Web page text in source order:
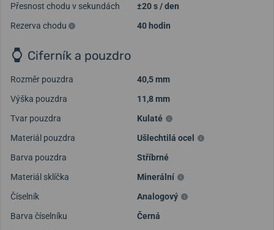
Přesnost chodu v sekundách
±20 s / den
Rezerva chodu
40 hodin
Ciferník a pouzdro
Rozměr pouzdra
40,5 mm
Výška pouzdra
11,8 mm
Tvar pouzdra
Kulaté
Materiál pouzdra
Ušlechtilá ocel
Barva pouzdra
Stříbrné
Materiál sklíčka
Minerální
Číselník
Analogový
Barva číselníku
Černá